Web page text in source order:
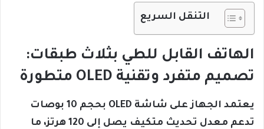
التنقل السريع
الهاتف القابل للطي بثلاث طبقات:
تصميم متفرد وتقنية OLED متطورة
يعتمد الجهاز على شاشة OLED بحجم 10 بوصات
تدعم معدل تحديث متكيف يصل إلى 120 هرتز، ما